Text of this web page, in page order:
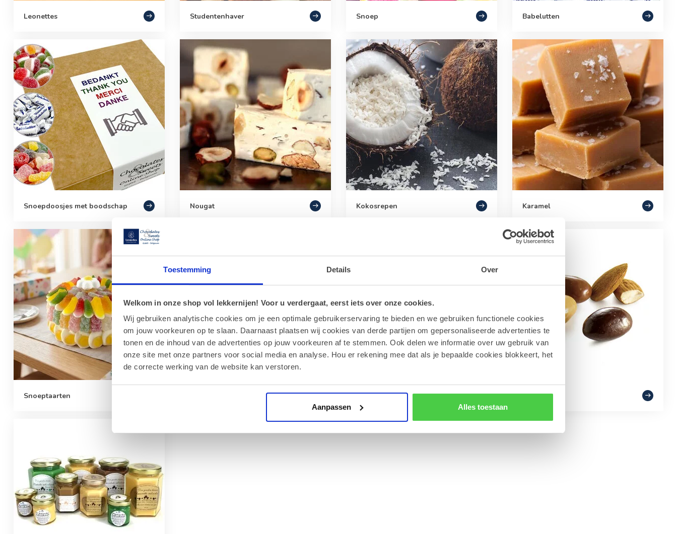
Toestemming Details Over
Welkom in onze shop vol lekkernijen! Voor u verdergaat, eerst iets over onze cookies.
Wij gebruiken analytische cookies om je een optimale gebruikerservaring te bieden en we gebruiken functionele cookies
om jouw voorkeuren op te slaan. Daarnaast plaatsen wij cookies van derde partijen om gepersonaliseerde advertenties te
tonen en de inhoud van de advertenties op jouw voorkeuren af te stemmen. Ook delen we informatie over uw gebruik van
onze site met onze partners voor social media en analyse. Hou er rekening mee dat als je bepaalde cookies blokkeert, het
de correcte werking van de website kan verstoren.
Aanpassen Alles toestaan
Leonettes Studentenhaver Snoep Babelutten
Snoepdoosjes met boodschap Nougat Kokosrepen Karamel
Snoeptaarten Macarons Noten